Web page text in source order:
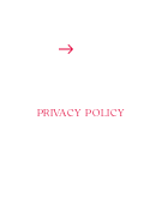
PRIVACY POLICY